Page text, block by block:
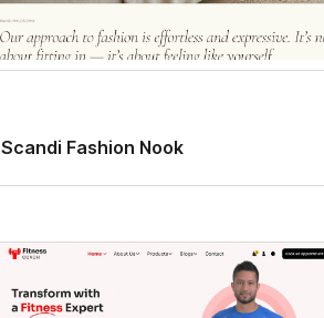
Scandi Fashion Nook